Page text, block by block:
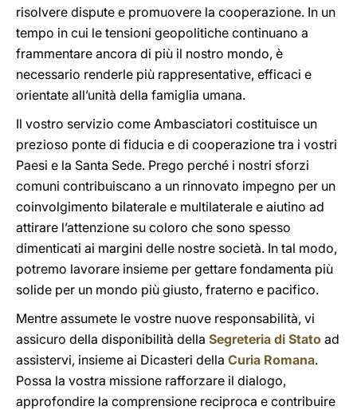
risolvere dispute e promuovere la cooperazione. In un
tempo in cui le tensioni geopolitiche continuano a
frammentare ancora di più il nostro mondo, è
necessario renderle più rappresentative, efficaci e
orientate all’unità della famiglia umana.
Il vostro servizio come Ambasciatori costituisce un
prezioso ponte di fiducia e di cooperazione tra i vostri
Paesi e la Santa Sede. Prego perché i nostri sforzi
comuni contribuiscano a un rinnovato impegno per un
coinvolgimento bilaterale e multilaterale e aiutino ad
attirare l’attenzione su coloro che sono spesso
dimenticati ai margini delle nostre società. In tal modo,
potremo lavorare insieme per gettare fondamenta più
solide per un mondo più giusto, fraterno e pacifico.
Mentre assumete le vostre nuove responsabilità, vi
assicuro della disponibilità della Segreteria di Stato ad
assistervi, insieme ai Dicasteri della Curia Romana.
Possa la vostra missione rafforzare il dialogo,
approfondire la comprensione reciproca e contribuire